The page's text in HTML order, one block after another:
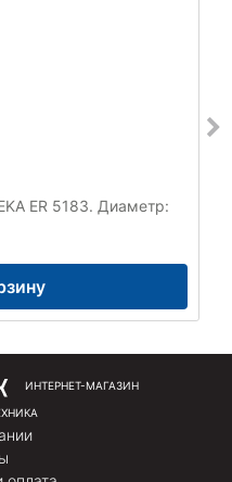
ER 5183. Диаметр:
ИНТЕРНЕТ-МАГАЗИН